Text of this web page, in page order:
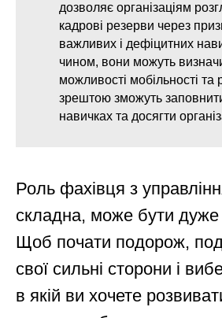
дозволяє організаціям
кадрові резерви через
важливих і дефіцитних
чином, вони можуть
можливості мобільності та
зрештою зможуть
навичках та досягти
Роль фахівця з
складна, може бути
Щоб почати подорож,
свої сильні сторони і
в якій ви хочете